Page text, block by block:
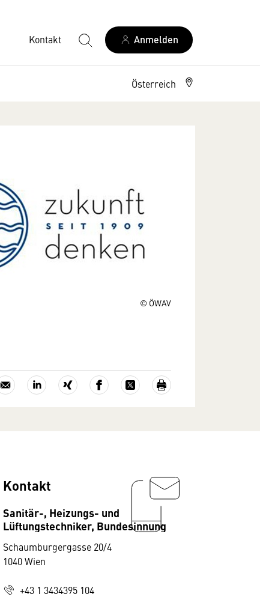
Kontakt Anmelden
Österreich
© ÖWAV
Kontakt
Sanitär-, Heizungs- und
Lüftungstechniker, Bundesinnung
Schaumburgergasse 20/4
1040 Wien
+43 1 3434395 104